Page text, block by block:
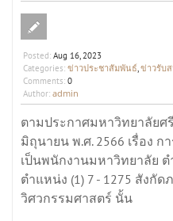
Posted: Aug 16, 2023
Categories: ข่าวประชาสัมพันธ์,ข่าวรับ
Comments: 0
Author: admin
ตามประกาศมหาวิทยาลัย
มิถุนายน พ.ศ. 2566 เรื่อง
เป็นพนักงานมหาวิทยาลัย ต
ตำแหน่ง (1) 7 - 1275 สังกั
วิศวกรรมศาสตร์ นั้น